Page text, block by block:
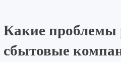
Какие
сбытовые